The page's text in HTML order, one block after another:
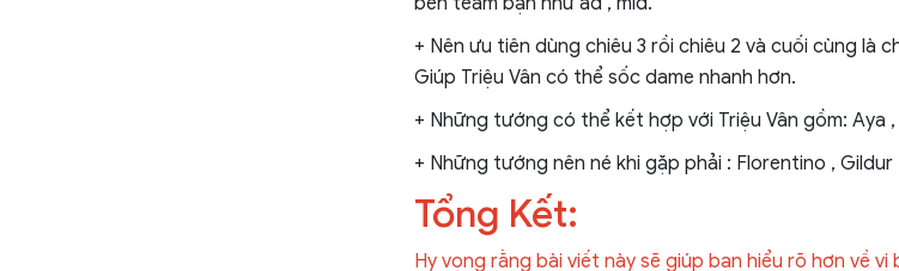
+ Nên ưu tiên dùng chiêu 3 rồi chiêu 2 và cuối cùng là
Giúp Triệu Vân có thể sốc dame nhanh hơn.
+ Những tướng có thể kết hợp với Triệu Vân gồm: Aya ,
+ Những tướng nên né khi gặp phải : Florentino , Gildur
Tổng Kết:
Hy vọng rằng bài viết này sẽ giúp bạn hiểu rõ hơn về